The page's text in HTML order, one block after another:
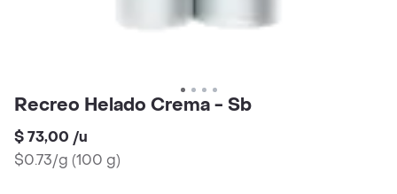
Recreo Helado Crema - Sb
$ 73,00 /u
$0.73/g (100 g)